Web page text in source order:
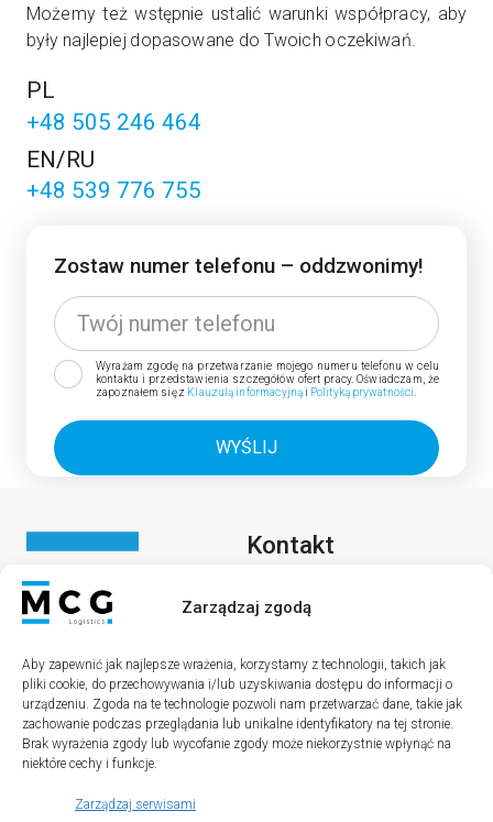
Zarządzaj zgodą
Aby zapewnić jak najlepsze wrażenia, korzystamy z technologii, takich jak
pliki cookie, do przechowywania i/lub uzyskiwania dostępu do informacji o
urządzeniu. Zgoda na te technologie pozwoli nam przetwarzać dane, takie jak
zachowanie podczas przeglądania lub unikalne identyfikatory na tej stronie.
Brak wyrażenia zgody lub wycofanie zgody może niekorzystnie wpłynąć na
niektóre cechy i funkcje.
Zarządzaj serwisami
Może­my też wstęp­nie usta­lić warun­ki współ­pra­cy, aby
były naj­le­piej dopa­so­wa­ne do Two­ich oczekiwań.
PL
+48 505 246 464
EN/RU
+48 539 776 755
Zostaw numer telefonu – oddzwonimy!
Wyrażam zgodę na przetwarzanie mojego numeru telefonu w celu
kontaktu i przedstawienia szczegółów ofert pracy. Oświadczam, że
zapoznałem się z Klauzulą informacyjnąi Polityką prywatności.
Kontakt
Lipowa 36
Menu
Oferty pracy
Social media